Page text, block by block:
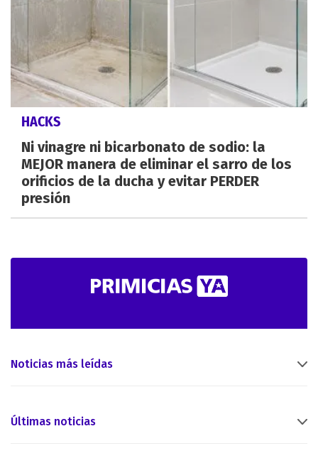
HACKS
Ni vinagre ni bicarbonato de sodio: la
MEJOR manera de eliminar el sarro de los
orificios de la ducha y evitar PERDER
presión
Noticias más leídas
Últimas noticias